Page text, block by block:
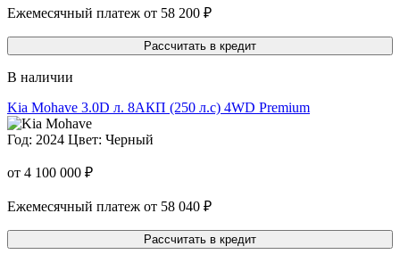
Ежемесячный платеж от 58 200 ₽
Рассчитать в кредит
В наличии
Kia Mohave 3.0D л. 8AКП (250 л.с) 4WD Premium
Год: 2024 Цвет: Черный
от 4 100 000 ₽
Ежемесячный платеж от 58 040 ₽
Рассчитать в кредит